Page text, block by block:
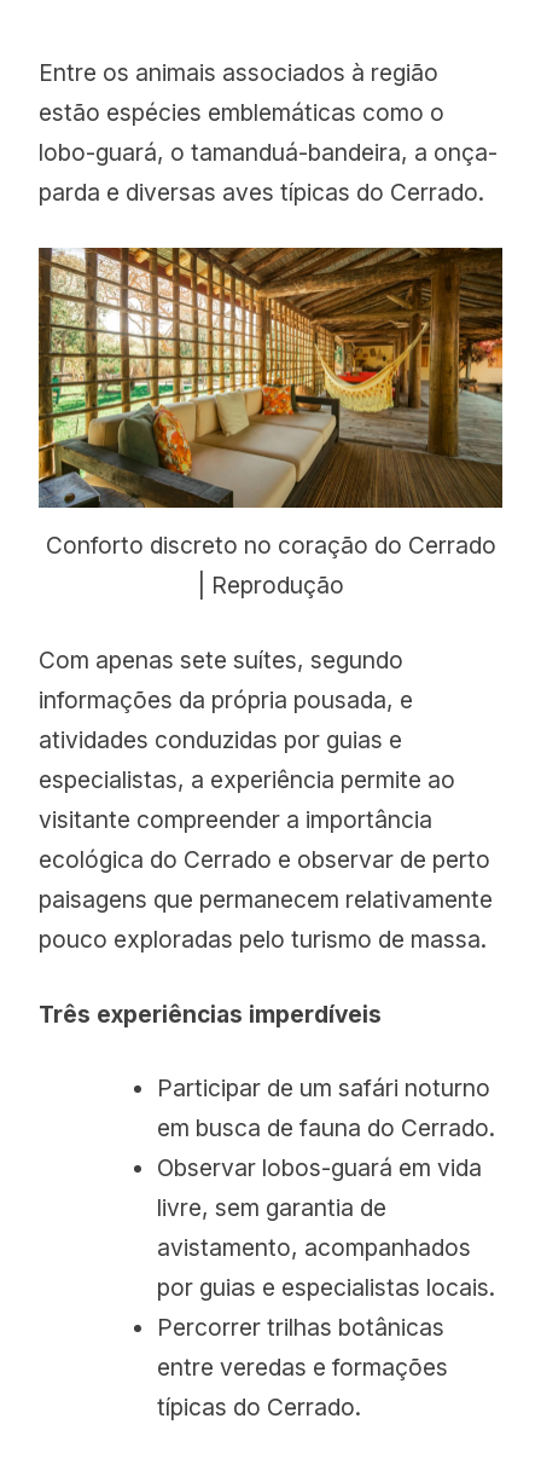
Entre os animais associados à região
estão espécies emblemáticas como o
lobo-guará, o tamanduá-bandeira, a onça-
parda e diversas aves típicas do Cerrado.
Conforto discreto no coração do Cerrado
| Reprodução
Com apenas sete suítes, segundo
informações da própria pousada, e
atividades conduzidas por guias e
especialistas, a experiência permite ao
visitante compreender a importância
ecológica do Cerrado e observar de perto
paisagens que permanecem relativamente
pouco exploradas pelo turismo de massa.
Três experiências imperdíveis
Participar de um safári noturno
em busca de fauna do Cerrado.
Observar lobos-guará em vida
livre, sem garantia de
avistamento, acompanhados
por guias e especialistas locais.
Percorrer trilhas botânicas
entre veredas e formações
típicas do Cerrado.